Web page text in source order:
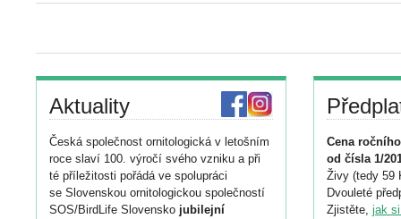
Aktuality
Česká společnost ornitologická v letošním
roce slaví 100. výročí svého vzniku a při
té příležitosti pořádá ve spolupráci
se Slovenskou ornitologickou společností
SOS/BirdLife Slovensko jubilejní
Cena
od čísla 1/
Živy (tedy 59
Dvouleté
Zjistěte, jak